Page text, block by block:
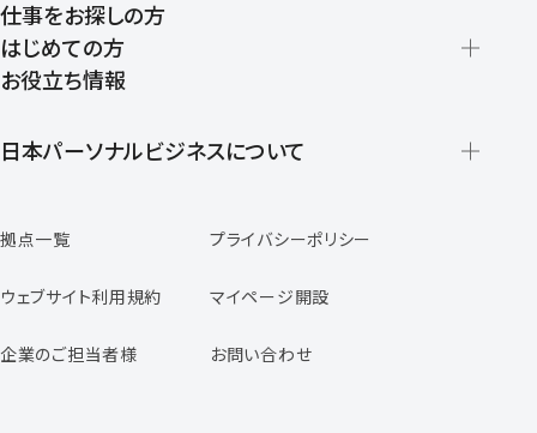
仕事をお探しの方
はじめての方
登録から就業開始までの流れ
お役立ち情報
日本パーソナルビジネスについて
スタッフの声
専任コンサルタントの声
福利厚生のご案内
拠点一覧 プライバシーポリシー
ウェブサイト利用規約 マイページ開設
企業のご担当者様 お問い合わせ